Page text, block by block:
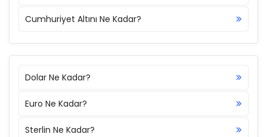
Cumhuriyet Altını Ne Kadar?
Dolar Ne Kadar?
Euro Ne Kadar?
Sterlin Ne Kadar?